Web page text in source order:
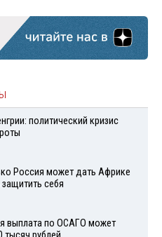
политический кризис
Россия может дать Африке
себя
выплата по ОСАГО может